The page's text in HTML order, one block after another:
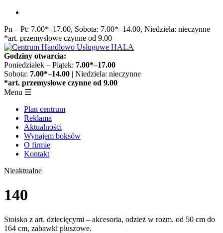
treści
Pn – Pt: 7.00*–17.00, Sobota: 7.00*–14.00, Niedziela: nieczynne
*art. przemysłowe czynne od 9.00
Godziny otwarcia:
Poniedziałek – Piątek: 7.00*–17.00
Sobota: 7.00*–14.00 | Niedziela: nieczynne
*art. przemysłowe czynne od 9.00
Menu ☰
Plan centrum
Reklama
Aktualności
Wynajem boksów
O firmie
Kontakt
Nieaktualne
140
Stoisko z art. dziecięcymi – akcesoria, odzież w rozm. od 50 cm do
164 cm, zabawki pluszowe.